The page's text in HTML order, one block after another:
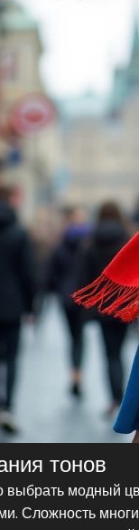
тонов
модный
Сложность